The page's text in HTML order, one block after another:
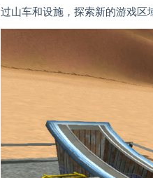
过山车和设施，探索新的游戏区